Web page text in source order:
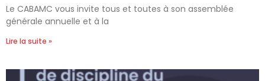
Le CABAMC vous invite tous et toutes à son assemblée
générale annuelle et à la
Lire la suite »